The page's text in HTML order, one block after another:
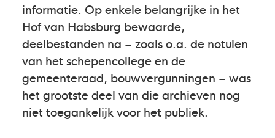
informatie. Op enkele belangrijke in het
Hof van Habsburg bewaarde,
deelbestanden na – zoals o.a. de notulen
van het schepencollege en de
gemeenteraad, bouwvergunningen – was
het grootste deel van die archieven nog
niet toegankelijk voor het publiek.